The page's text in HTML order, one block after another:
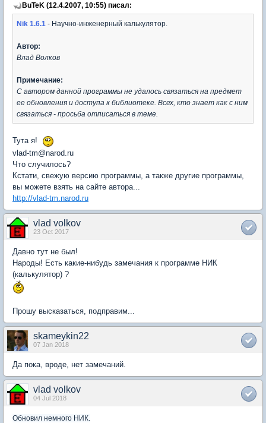
BuTeK (12.4.2007, 10:55) писал:
Nik 1.6.1 - Научно-инженерный калькулятор.
Автор:
Влад Волков
Примечание:
С автором данной программы не удалось связаться на предмет
ее обновления и доступа к библиотеке. Всех, кто знает как с ним
связаться - просьба отписаться в теме.
Тута я!
vlad-tm@narod.ru
Что случилось?
Кстати, свежую версию программы, а также другие программы,
вы можете взять на сайте автора...
http://vlad-tm.narod.ru
vlad volkov
23 Oct 2017
Давно тут не был!
Народы! Есть какие-нибудь замечания к программе НИК
(калькулятор) ?
Прошу высказаться, подправим...
skameykin22
07 Jan 2018
Да пока, вроде, нет замечаний.
vlad volkov
04 Jul 2018
Обновил немного НИК.